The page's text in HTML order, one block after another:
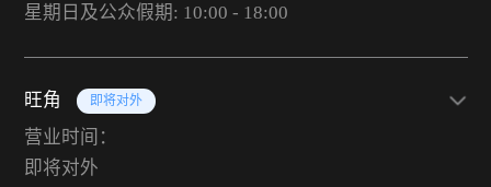
星期日及公众假期: 10:00 - 18:00
旺角 即将对外
营业时间：
即将对外